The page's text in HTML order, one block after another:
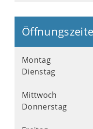
Montag
Dienstag
Mittwoch
Donnerstag